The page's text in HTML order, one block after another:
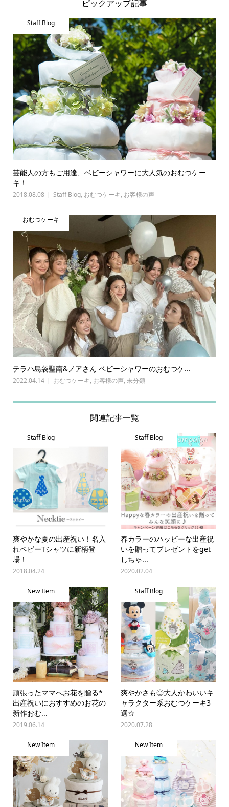
ピックアップ記事
Staff Blog
芸能人の方もご用達、ベビーシャワーに大人気のおむつケー
キ！
2018.08.08 Staff Blog, おむつケーキ, お客様の声
おむつケーキ
テラハ島袋聖南&ノアさん ベビーシャワーのおむつケ...
2022.04.14 おむつケーキ, お客様の声, 未分類
関連記事一覧
Staff Blog
爽やかな夏の出産祝い！名入
れベビーTシャツに新柄登
場！
2018.04.24
Staff Blog
春カラーのハッピーな出産祝
いを贈ってプレゼントをget
しちゃ...
2020.02.04
New Item
頑張ったママへお花を贈る*
出産祝いにおすすめのお花の
新作おむ...
2019.06.14
Staff Blog
爽やかさも◎大人かわいいキ
ャラクター系おむつケーキ3
選☆
2020.07.28
New Item New Item